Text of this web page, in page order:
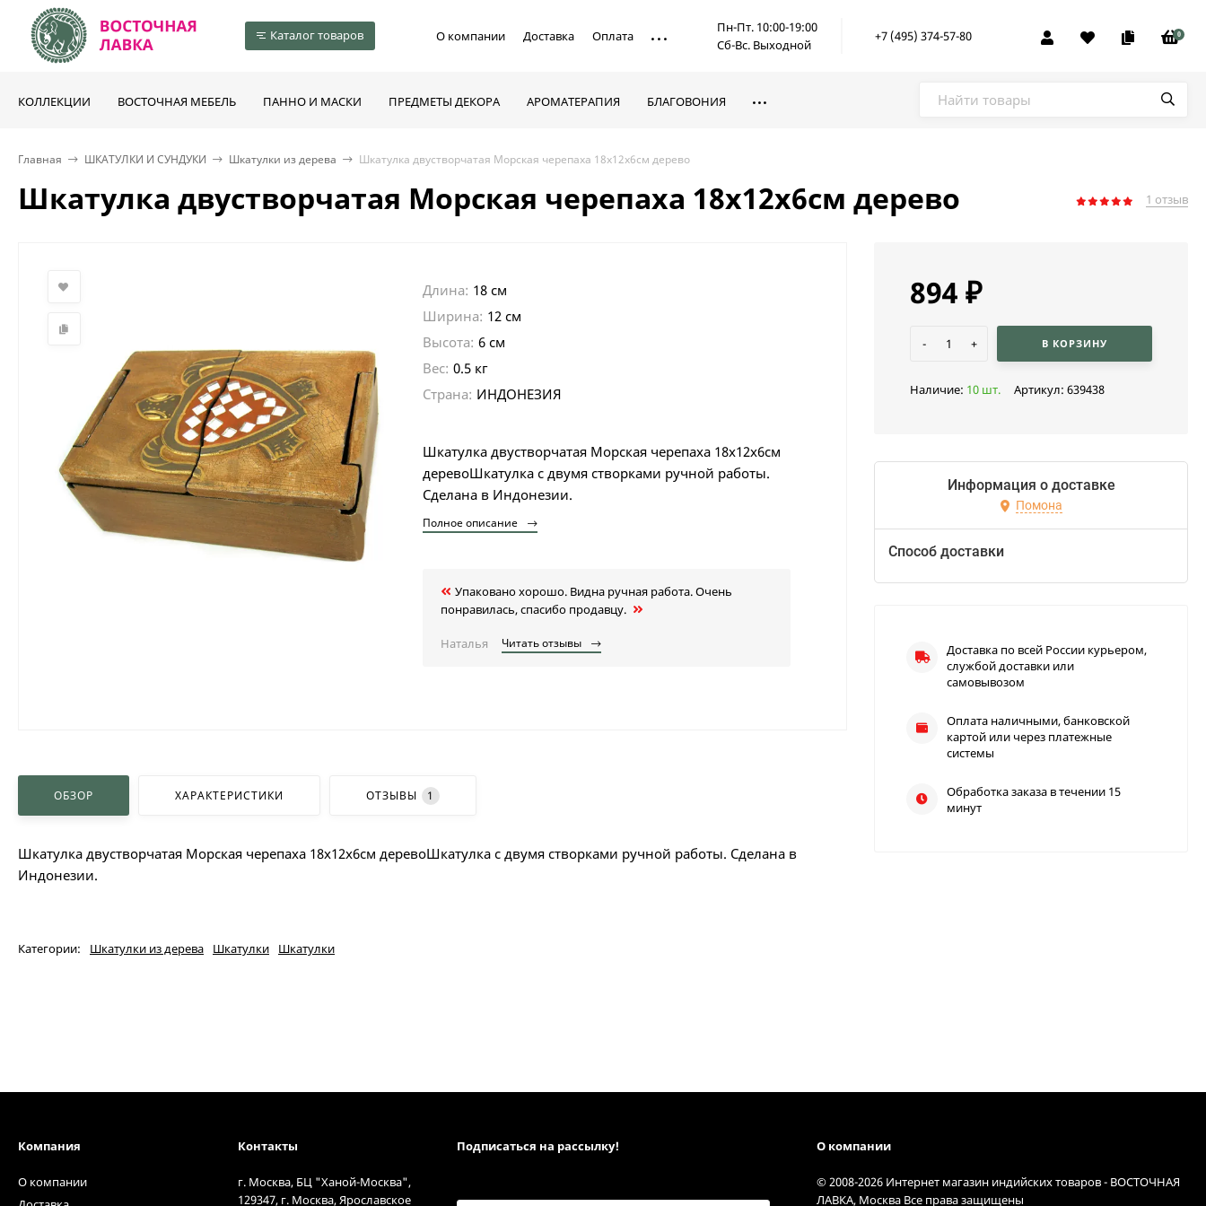
Каталог товаров О компании Доставка Оплата
Пн-Пт. 10:00-19:00
Сб-Вс. Выходной
+7 (495) 374-57-80 0
КОЛЛЕКЦИИ ВОСТОЧНАЯ МЕБЕЛЬ ПАННО И МАСКИ ПРЕДМЕТЫ ДЕКОРА АРОМАТЕРАПИЯ БЛАГОВОНИЯ
Главная ШКАТУЛКИ И СУНДУКИ Шкатулки из дерева Шкатулка двустворчатая Морская черепаха 18х12х6см дерево
Шкатулка двустворчатая Морская черепаха 18х12х6см дерево 1 отзыв
Длина: 18 см
Ширина: 12 см
Высота: 6 см
Вес: 0.5 кг
Страна: ИНДОНЕЗИЯ
Шкатулка двустворчатая Морская черепаха 18х12х6см
деревоШкатулка с двумя створками ручной работы.
Сделана в Индонезии.
Полное описание
Упаковано хорошо. Видна ручная работа. Очень
понравилась, спасибо продавцу.
Наталья Читать отзывы
ОБЗОР ХАРАКТЕРИСТИКИ ОТЗЫВЫ 1
Шкатулка двустворчатая Морская черепаха 18х12х6см деревоШкатулка с двумя створками ручной работы. Сделана в
Индонезии.
Категории: Шкатулки из дерева Шкатулки Шкатулки
894 ₽
- + В КОРЗИНУ
Наличие: 10 шт. Артикул: 639438
Информация о доставке
Помона
Способ доставки
Доставка по всей России курьером,
службой доставки или
самовывозом
Оплата наличными, банковской
картой или через платежные
системы
Обработка заказа в течении 15
минут
Компания
О компании
Контакты
г. Москва, БЦ "Ханой-Москва",
129347, г. Москва, Ярославское
Подписаться на рассылкy! О компании
© 2008-2026 Интернет магазин индийских товаров - ВОСТОЧНАЯ
ЛАВКА, Москва Все права защищены